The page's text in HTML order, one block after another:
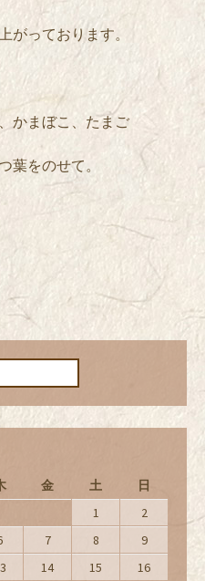
がっております。
かまぼこ、たまご
葉をのせて。
金 土 日
1
2
7 8
9
14 15
16